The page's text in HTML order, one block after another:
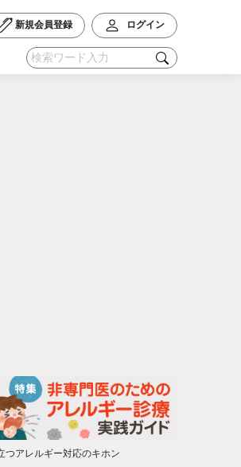
新規会員登録 ログイン
つアレルギー対応のキホン